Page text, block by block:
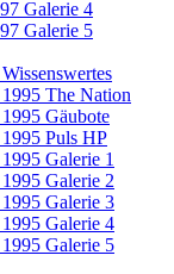
Galerie 4
Galerie 5
The Nation
Gäubote
Puls HP
Galerie 1
Galerie 2
Galerie 3
Galerie 4
Galerie 5